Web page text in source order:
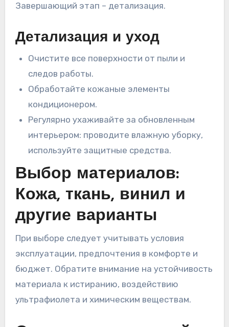
Завершающий этап – детализация.
Детализация и уход
Очистите все поверхности от пыли и
следов работы.
Обработайте кожаные элементы
кондиционером.
Регулярно ухаживайте за обновленным
интерьером: проводите влажную уборку,
используйте защитные средства.
Выбор материалов:
Кожа, ткань, винил и
другие варианты
При выборе следует учитывать условия
эксплуатации, предпочтения в комфорте и
бюджет. Обратите внимание на устойчивость
материала к истиранию, воздействию
ультрафиолета и химическим веществам.